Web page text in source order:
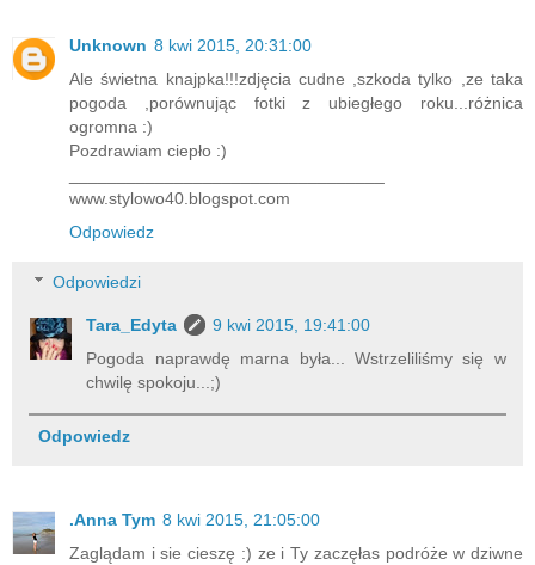
Unknown 8 kwi 2015, 20:31:00
Ale świetna knajpka!!!zdjęcia cudne ,szkoda tylko ,ze taka
pogoda ,porównując fotki z ubiegłego roku...różnica
ogromna :)
Pozdrawiam ciepło :)
www.stylowo40.blogspot.com
Odpowiedz
Odpowiedzi
Tara_Edyta
9 kwi 2015, 19:41:00
Pogoda naprawdę marna była... Wstrzeliliśmy się w
chwilę spokoju...;)
Odpowiedz
.Anna Tym 8 kwi 2015, 21:05:00
Zaglądam i sie cieszę :) ze i Ty zaczęłas podróże w dziwne